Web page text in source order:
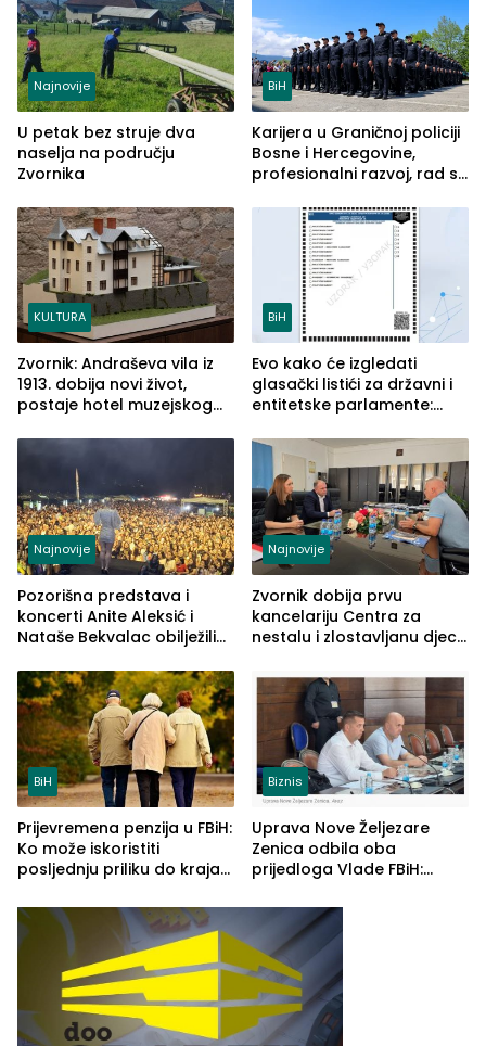
Najnovije
U petak bez struje dva
naselja na području
Zvornika
BiH
Karijera u Graničnoj policiji
Bosne i Hercegovine,
profesionalni razvoj, rad sa
služba građanima
KULTURA
Zvornik: Andraševa vila iz
1913. dobija novi život,
postaje hotel muzejskog
BiH
Evo kako će izgledati
glasački listići za državni i
entitetske parlamente:
vidljive na njima
Najnovije
Pozorišna predstava i
koncerti Anite Aleksić i
Nataše Bekvalac obilježili
ljeta (FOTO)
Najnovije
Zvornik dobija prvu
kancelariju Centra za
nestalu i zlostavljanu djecu
BiH
Prijevremena penzija u FBiH:
Ko može iskoristiti
posljednju priliku do kraja
Biznis
Uprava Nove Željezare
Zenica odbila oba
prijedloga Vlade FBiH:
rješenje